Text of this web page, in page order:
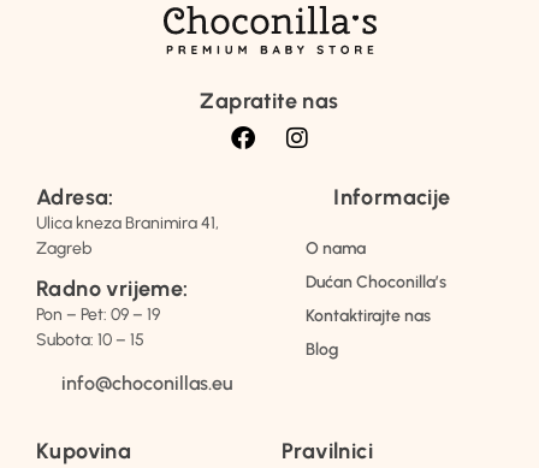
Zapratite nas
Adresa:
Ulica kneza Branimira 41,
Zagreb
Radno vrijeme:
Pon – Pet: 09 – 19
Subota: 10 – 15
info@choconillas.eu
Informacije
O nama
Dućan Choconilla’s
Kontaktirajte nas
Blog
Kupovina Pravilnici